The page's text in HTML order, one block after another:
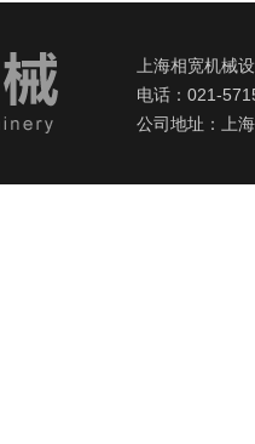
上海相宽机械
电话：021-
公司地址：上